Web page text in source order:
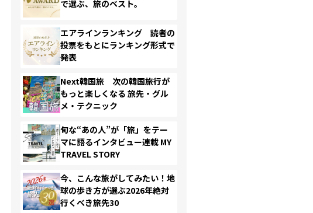
で選ぶ、旅のベスト。
エアラインランキング 読者の
投票をもとにランキング形式で
発表
Next韓国旅 次の韓国旅行が
もっと楽しくなる 旅先・グル
メ・テクニック
旬な“あの人”が「旅」をテー
マに語るインタビュー連載 MY
TRAVEL STORY
今、こんな旅がしてみたい！地
球の歩き方が選ぶ2026年絶対
行くべき旅先30